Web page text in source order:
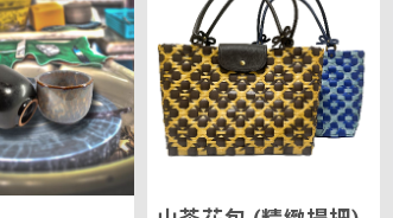
包
(精
緻
提
把)